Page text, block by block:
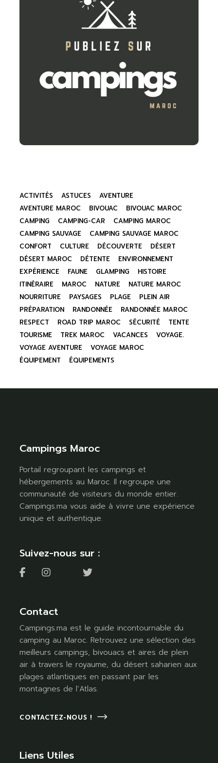
ACTIVITÉS ASTUCES
AVENTURE
AVENTURE MAROC
BIVOUAC
BIVOUAC MAROC
CAMPING
CAMPING-CAR
CAMPING MAROC
CAMPING SAUVAGE
CAMPING SAUVAGE MAROC
CONFORT
CULTURE DÉCOUVERTE
DÉSERT
DÉSERT MAROC
DÉTENTE
ENVIRONNEMENT
EXPÉRIENCE
FAUNE GLAMPING
HISTOIRE
ITINÉRAIRE
MAROC NATURE
NATURE MAROC
NOURRITURE
PAYSAGES PLAGE
PLEIN AIR
PRÉPARATION
RANDONNÉE
RANDONNÉE MAROC
RESPECT
ROAD TRIP MAROC SÉCURITÉ
TENTE
TOURISME
TREK MAROC VACANCES
VOYAGE.
VOYAGE AVENTURE
VOYAGE MAROC
ÉQUIPEMENT
ÉQUIPEMENTS
Campings Maroc
Portail regroupant les campings et
hébergements au Maroc. Il regroupe une
communauté de visiteurs du monde entier.
Campings.ma vous aide à vivre une expérience
unique et authentique.
Suivez-nous sur :
Contact
Campings.ma est le guide incontournable du
camping au Maroc. Retrouvez une sélection des
meilleurs campings, bivouacs et aires de plein
air à travers le royaume, du désert saharien aux
plages atlantiques en passant par les
montagnes de l’Atlas.
CONTACTEZ-NOUS !
Liens Utiles